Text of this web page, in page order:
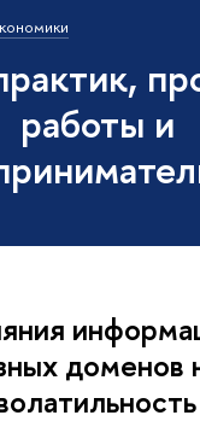
работы и
доменов